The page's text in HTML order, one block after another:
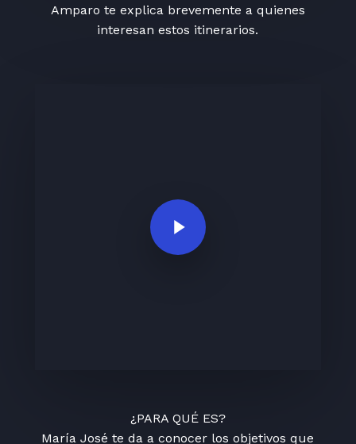
Amparo te explica brevemente a quienes
interesan estos itinerarios.
Play Video
¿PARA QUÉ ES?
María José te da a conocer los objetivos que